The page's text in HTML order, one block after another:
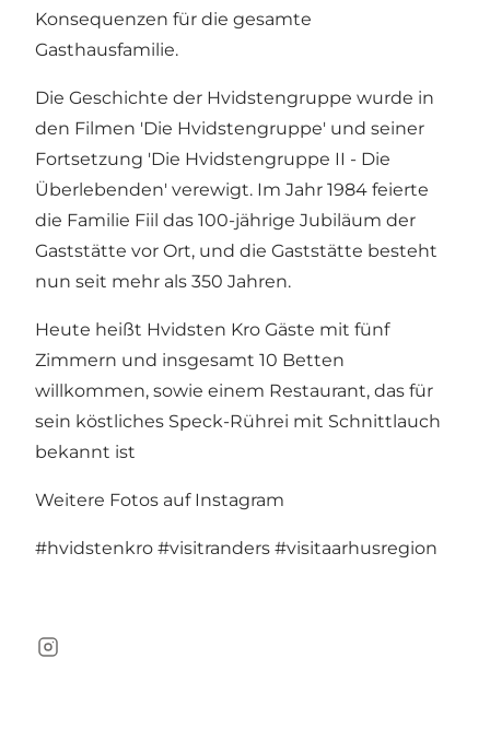
Konsequenzen für die gesamte
Gasthausfamilie.
Die Geschichte der Hvidstengruppe wurde in
den Filmen 'Die Hvidstengruppe' und seiner
Fortsetzung 'Die Hvidstengruppe II - Die
Überlebenden' verewigt. Im Jahr 1984 feierte
die Familie Fiil das 100-jährige Jubiläum der
Gaststätte vor Ort, und die Gaststätte besteht
nun seit mehr als 350 Jahren.
Heute heißt Hvidsten Kro Gäste mit fünf
Zimmern und insgesamt 10 Betten
willkommen, sowie einem Restaurant, das für
sein köstliches Speck-Rührei mit Schnittlauch
bekannt ist
Weitere Fotos auf Instagram
#hvidstenkro #visitranders #visitaarhusregion
Instagram